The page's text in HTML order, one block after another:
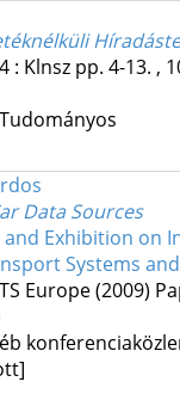
: Klnsz pp. 4-13. ,
Data Sources
and Exhibition on
Systems
Europe(2009)